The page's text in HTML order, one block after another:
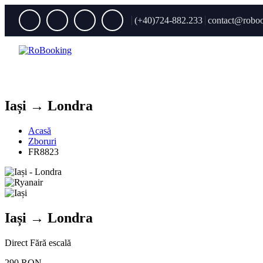
(+40)724-882.233
Iași → Londra
Acasă
Zboruri
FR8823
Iași → Londra
Direct Fără escală